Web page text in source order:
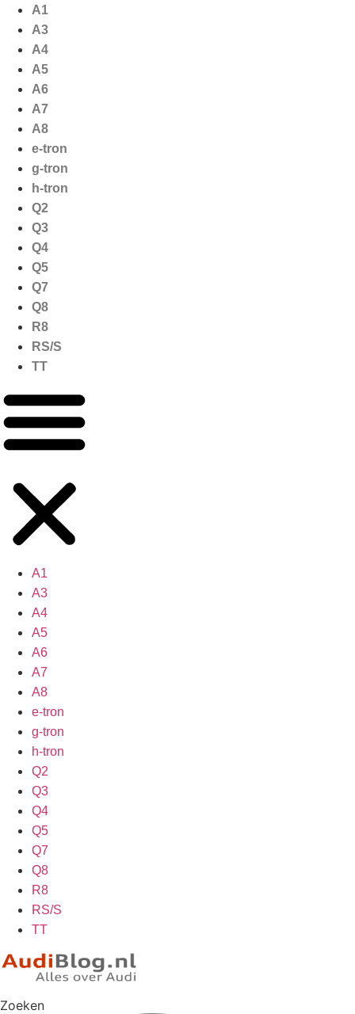
naar
inhoud
A1
A3
A4
A5
A6
A7
A8
e-tron
g-tron
h-tron
Q2
Q3
Q4
Q5
Q7
Q8
R8
RS/S
TT
A1
A3
A4
A5
A6
A7
A8
e-tron
g-tron
h-tron
Q2
Q3
Q4
Q5
Q7
Q8
R8
RS/S
TT
Zoeken